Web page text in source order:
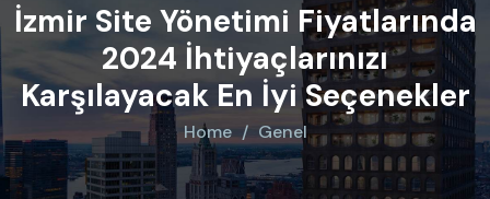
İzmir Site Yönetimi Fiyatlarında
2024 İhtiyaçlarınızı
Karşılayacak En İyi Seçenekler
Home Genel